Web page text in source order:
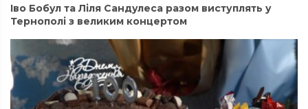
Іво Бобул та Ліля Сандулеса разом виступлять у
Тернополі з великим концертом